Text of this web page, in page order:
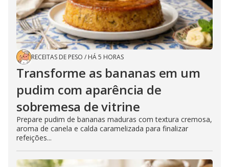
RECEITAS DE PESO / HÁ 5 HORAS
Transforme as bananas em um
pudim com aparência de
sobremesa de vitrine
Prepare pudim de bananas maduras com textura cremosa,
aroma de canela e calda caramelizada para finalizar
refeições...